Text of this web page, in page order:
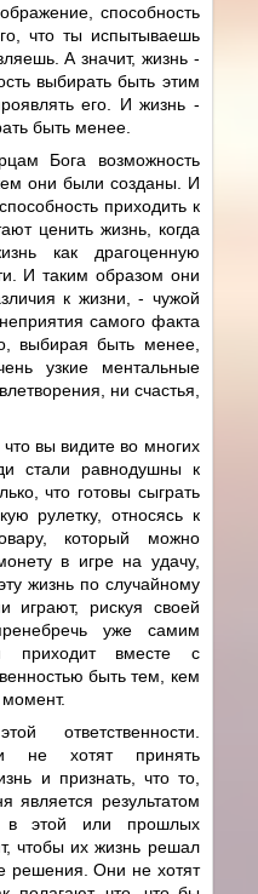
способность
что ты испытываешь
А значит, жизнь -
выбирать быть этим
его. И жизнь -
быть менее.
Бога возможность
они были созданы. И
приходить к
ценить жизнь, когда
как драгоценную
И таким образом они
к жизни, - чужой
самого факта
выбирая быть менее,
узкие ментальные
ни счастья,
вы видите во многих
стали равнодушны к
что готовы сыграть
рулетку, относясь к
который можно
в игре на удачу,
жизнь по случайному
играют, рискуя своей
уже самим
приходит вместе с
быть тем, кем
ответственности.
не хотят принять
и признать, что то,
является результатом
в этой или прошлых
чтобы их жизнь решал
решения. Они не хотят